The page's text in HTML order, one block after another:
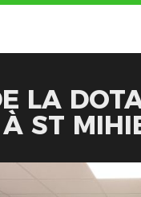
LA
À ST